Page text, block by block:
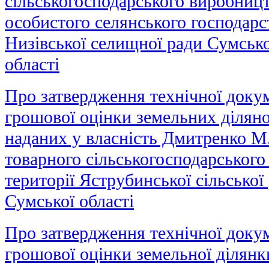
особистого селянського
Низівської селищної ради
області
Про затвердження технічної
грошової оцінки земельних
наданих у власність Дмитренко
товарного
території Яструбинської
Сумської області
Про затвердження технічної
грошової оцінки земельної